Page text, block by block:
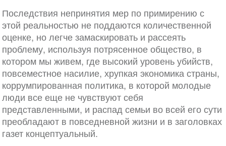
Последствия непринятия мер по примирению с
этой реальностью не поддаются количественной
оценке, но легче замаскировать и рассеять
проблему, используя потрясенное общество, в
котором мы живем, где высокий уровень убийств,
повсеместное насилие, хрупкая экономика страны,
коррумпированная политика, в которой молодые
люди все еще не чувствуют себя
представленными, и распад семьи во всей его сути
преобладают в повседневной жизни и в заголовках
газет концептуальный.